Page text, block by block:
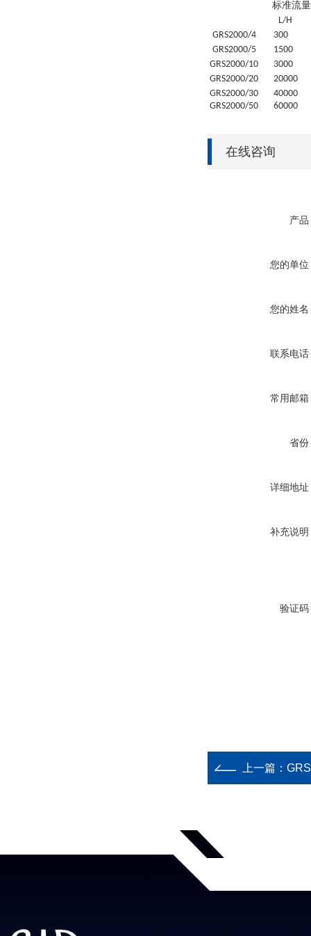
标准流量
L/H
GRS2000/4 300
GRS2000/5
1500
GRS2000/10
3000
GRS2000/20 20000
GRS2000/30 40000
GRS2000/50 60000
在线咨询
产品
您的单位
您的姓名
联系电话
常用邮箱
省份
详细地址
补充说明
验证码
上一篇：